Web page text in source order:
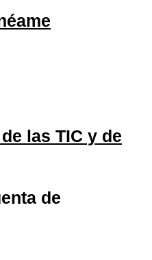
las TIC y de
de